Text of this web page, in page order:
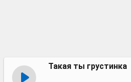
Такая ты грустинка